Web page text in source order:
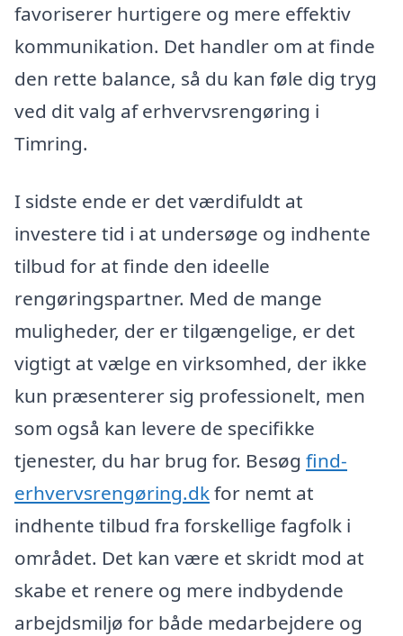
favoriserer hurtigere og mere effektiv
kommunikation. Det handler om at finde
den rette balance, så du kan føle dig tryg
ved dit valg af erhvervsrengøring i
Timring.
I sidste ende er det værdifuldt at
investere tid i at undersøge og indhente
tilbud for at finde den ideelle
rengøringspartner. Med de mange
muligheder, der er tilgængelige, er det
vigtigt at vælge en virksomhed, der ikke
kun præsenterer sig professionelt, men
som også kan levere de specifikke
tjenester, du har brug for. Besøg find-
erhvervsrengøring.dkfor nemt at
indhente tilbud fra forskellige fagfolk i
området. Det kan være et skridt mod at
skabe et renere og mere indbydende
arbejdsmiljø for både medarbejdere og